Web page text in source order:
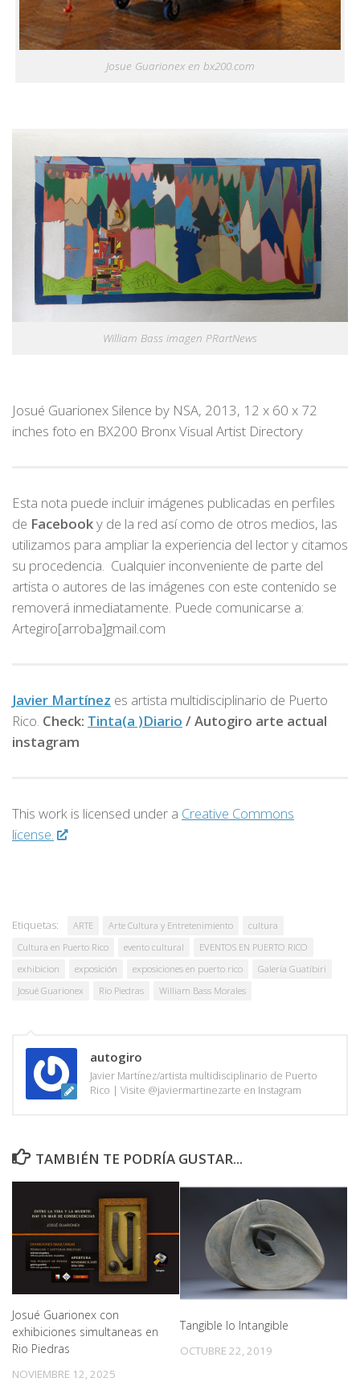
Josue Guarionex en bx200.com
William Bass imagen PRartNews
Josué Guarionex Silence by NSA, 2013, 12 x 60 x 72
inches foto en BX200 Bronx Visual Artist Directory
Esta nota puede incluir imágenes publicadas en perfiles
de Facebooky de la red así como de otros medios, las
utilizamos para ampliar la experiencia del lector y citamos
su procedencia. Cualquier inconveniente de parte del
artista o autores de las imágenes con este contenido se
removerá inmediatamente. Puede comunicarse a:
Artegiro[arroba]gmail.com
Javier Martínez es artista multidisciplinario de Puerto
Rico. Check: Tinta(a )Diario /Autogiro arte actual
instagram
This work is licensed under a Creative Commons
license.
Etiquetas: ARTE Arte Cultura y Entretenimiento
cultura
Cultura en Puerto Rico
evento cultural
EVENTOS EN PUERTO RICO
exhibicion
exposición exposiciones en puerto rico
Galería Guatíbiri
Josué Guarionex
Rio Piedras William Bass Morales
autogiro
Javier Martínez/artista multidisciplinario de Puerto
Rico | Visite @javiermartinezarte en Instagram
TAMBIÉN TE PODRÍA GUSTAR...
Josué Guarionex con
exhibiciones simultaneas en
Rio Piedras
NOVIEMBRE 12, 2025
Tangible lo Intangible
OCTUBRE 22, 2019